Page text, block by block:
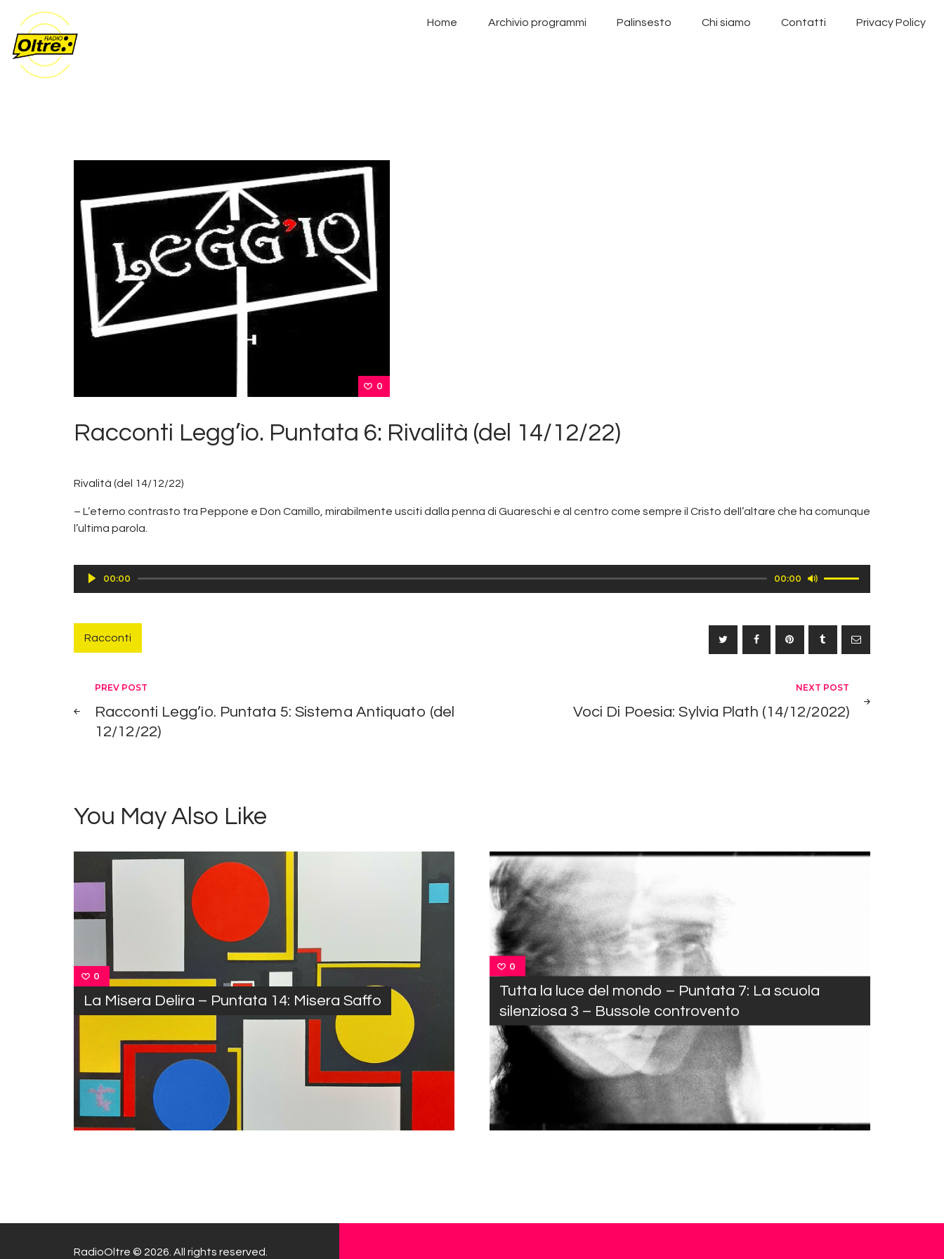
Home Archivio programmi Palinsesto Chi siamo Contatti Privacy Policy
Contatti
Privacy Policy
0
Racconti Legg’ìo. Puntata 6: Rivalità (del 14/12/22)
Rivalità (del 14/12/22)
– L’eterno contrasto tra Peppone e Don Camillo, mirabilmente usciti dalla penna di Guareschi e al centro come sempre il Cristo dell’altare che ha comunque
l’ultima parola.
Audio
00:00 00:00
freccia
su/giù
per
o
diminuire
Racconti
Navigazione
articoli
PREV POST
Racconti Legg’ìo. Puntata 5: Sistema Antiquato (del
12/12/22)
NEXT POST
Voci Di Poesia: Sylvia Plath (14/12/2022)
You May Also Like
0
La Misera Delira – Puntata 14: Misera Saffo
0
Tutta la luce del mondo – Puntata 7: La scuola
silenziosa 3 – Bussole controvento
RadioOltre © 2026. All rights reserved.